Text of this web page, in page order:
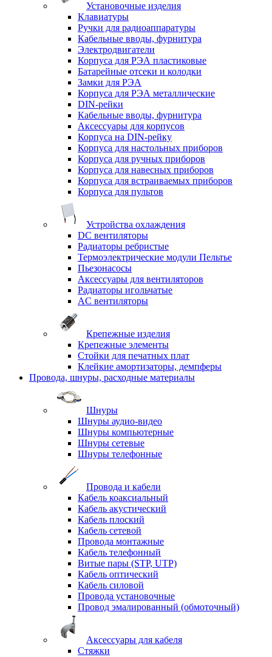
Установочные изделия
Клавиатуры
Ручки для радиоаппаратуры
Кабельные вводы, фурнитура
Электродвигатели
Корпуса для РЭА пластиковые
Батарейные отсеки и колодки
Замки для РЭА
Корпуса для РЭА металлические
DIN-рейки
Кабельные вводы, фурнитура
Аксессуары для корпусов
Корпуса на DIN-рейку
Корпуса для настольных приборов
Корпуса для ручных приборов
Корпуса для навесных приборов
Корпуса для встраиваемых приборов
Корпуса для пультов
Устройства охлаждения
DC вентиляторы
Радиаторы ребристые
Термоэлектрические модули Пельтье
Пьезонасосы
Аксессуары для вентиляторов
Радиаторы игольчатые
AC вентиляторы
Крепежные изделия
Крепежные элементы
Стойки для печатных плат
Клейкие амортизаторы, демпферы
Провода, шнуры, расходные материалы
Шнуры
Шнуры аудио-видео
Шнуры компьютерные
Шнуры сетевые
Шнуры телефонные
Провода и кабели
Кабель коаксиальный
Кабель акустический
Кабель плоский
Кабель сетевой
Провода монтажные
Кабель телефонный
Витые пары (STP, UTP)
Кабель оптический
Кабель силовой
Провода установочные
Провод эмалированный (обмоточный)
Аксессуары для кабеля
Стяжки